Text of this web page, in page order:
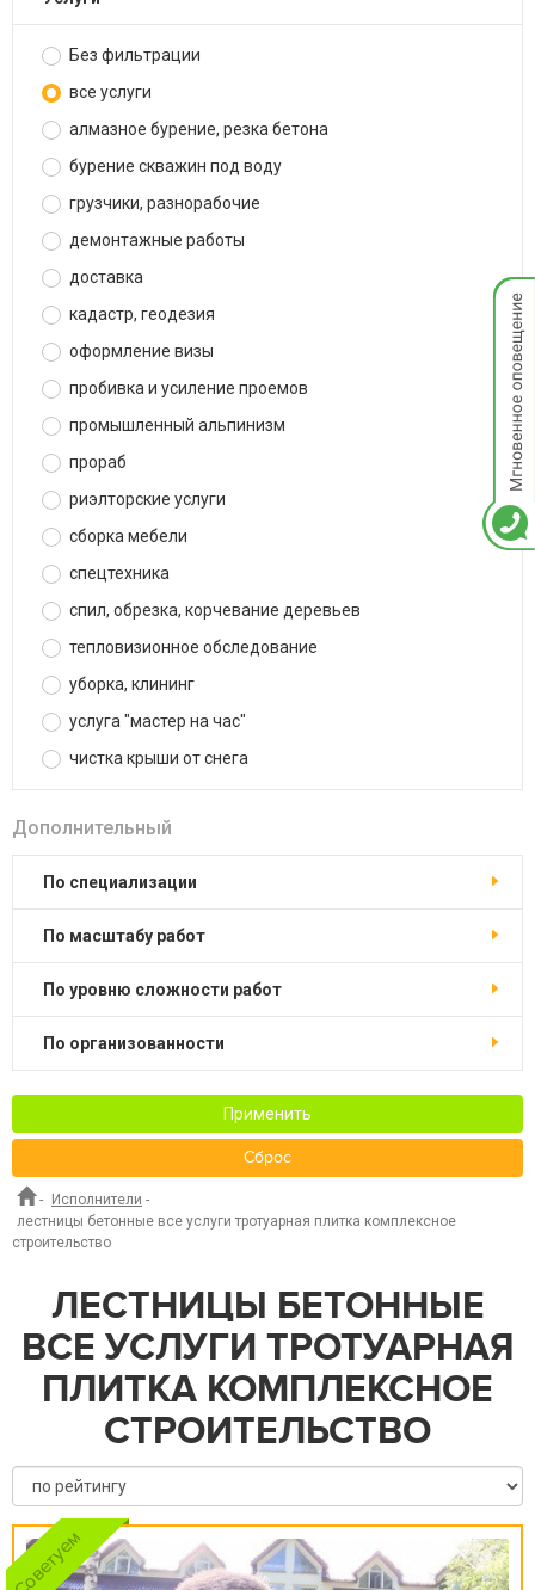
Без фильтрации
все услуги
алмазное бурение, резка бетона
бурение скважин под воду
грузчики, разнорабочие
демонтажные работы
доставка
кадастр, геодезия
оформление визы
пробивка и усиление проемов
промышленный альпинизм
прораб
риэлторские услуги
сборка мебели
спецтехника
спил, обрезка, корчевание деревьев
тепловизионное обследование
уборка, клининг
услуга "мастер на час"
чистка крыши от снега
Дополнительный
по специализации
по масштабу работ
по уровню сложности работ
по организованности
Применить
Сброс
- Исполнители -
лестницы бетонные все услуги тротуарная плитка комплексное
строительство
ЛЕСТНИЦЫ БЕТОННЫЕ
ВСЕ УСЛУГИ ТРОТУАРНАЯ
ПЛИТКА КОМПЛЕКСНОЕ
СТРОИТЕЛЬСТВО